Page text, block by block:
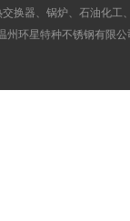
换器、锅炉、石油化
环星特种不锈钢有限